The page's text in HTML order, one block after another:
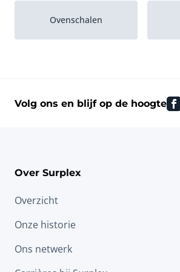
Ovenschalen
Volg ons en blijf op de hoogte
Over Surplex
Overzicht
Onze historie
Ons netwerk